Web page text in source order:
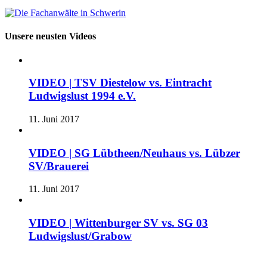
Unsere neusten Videos
VIDEO | TSV Diestelow vs. Eintracht
Ludwigslust 1994 e.V.
11. Juni 2017
VIDEO | SG Lübtheen/Neuhaus vs. Lübzer
SV/Brauerei
11. Juni 2017
VIDEO | Wittenburger SV vs. SG 03
Ludwigslust/Grabow